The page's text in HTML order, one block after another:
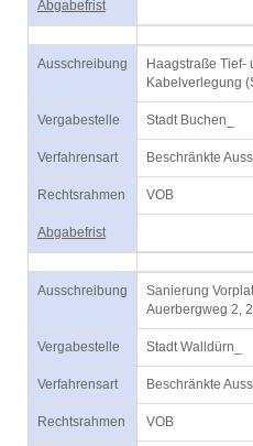
Abgabefrist
Ausschreibung
Haagstraße Tief-
Kabelverlegung
Vergabestelle Stadt Buchen_
Verfahrensart Beschränkte
Rechtsrahmen VOB
Abgabefrist
Ausschreibung
Sanierung
Auerbergweg 2,
Vergabestelle Stadt Walldürn_
Verfahrensart Beschränkte
Rechtsrahmen VOB